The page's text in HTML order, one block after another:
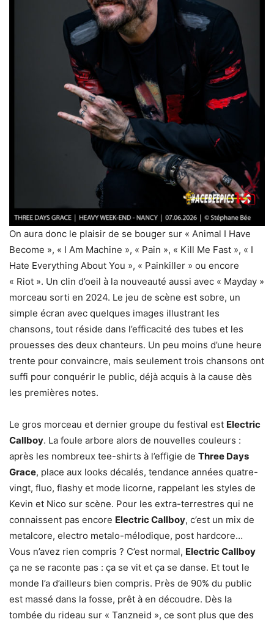
On aura donc le plaisir de se bouger sur « Animal I Have
Become », « I Am Machine », « Pain », « Kill Me Fast », « I
Hate Everything About You », « Painkiller » ou encore
« Riot ». Un clin d’oeil à la nouveauté aussi avec « Mayday »
morceau sorti en 2024. Le jeu de scène est sobre, un
simple écran avec quelques images illustrant les
chansons, tout réside dans l’efficacité des tubes et les
prouesses des deux chanteurs. Un peu moins d’une heure
trente pour convaincre, mais seulement trois chansons ont
suffi pour conquérir le public, déjà acquis à la cause dès
les premières notes.
Le gros morceau et dernier groupe du festival est Electric
Callboy. La foule arbore alors de nouvelles couleurs :
après les nombreux tee-shirts à l’effigie de Three Days
Grace, place aux looks décalés, tendance années quatre-
vingt, fluo, flashy et mode licorne, rappelant les styles de
Kevin et Nico sur scène. Pour les extra-terrestres qui ne
connaissent pas encore Electric Callboy, c’est un mix de
metalcore, electro metalo-mélodique, post hardcore…
Vous n’avez rien compris ? C’est normal, Electric Callboy
ça ne se raconte pas : ça se vit et ça se danse. Et tout le
monde l’a d’ailleurs bien compris. Près de 90% du public
est massé dans la fosse, prêt à en découdre. Dès la
tombée du rideau sur « Tanzneid », ce sont plus que des